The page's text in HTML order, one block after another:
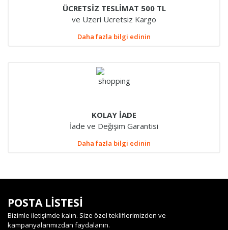
ÜCRETSİZ TESLİMAT 500 TL
ve Üzeri Ücretsiz Kargo
Daha fazla bilgi edinin
KOLAY İADE
İade ve Değişim Garantisi
Daha fazla bilgi edinin
POSTA LİSTESİ
Bizimle iletişimde kalın. Size özel tekliflerimizden ve
kampanyalarımızdan faydalanın.